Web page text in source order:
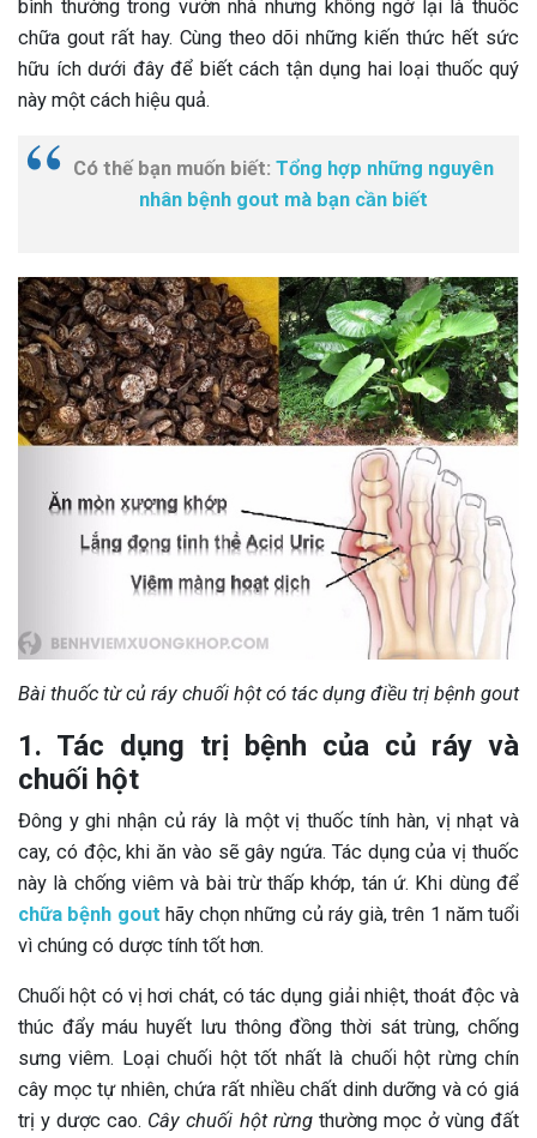
bình thường trong vườn nhà nhưng không ngờ lại là thuốc
chữa gout rất hay. Cùng theo dõi những kiến thức hết sức
hữu ích dưới đây để biết cách tận dụng hai loại thuốc quý
này một cách hiệu quả.
Có thế bạn muốn biết: Tổng hợp những nguyên
nhân bệnh gout mà bạn cần biết
Bài thuốc từ củ ráy chuối hột có tác dụng điều trị bệnh gout
1. Tác dụng trị bệnh của củ ráy và
chuối hột
Đông y ghi nhận củ ráy là một vị thuốc tính hàn, vị nhạt và
cay, có độc, khi ăn vào sẽ gây ngứa. Tác dụng của vị thuốc
này là chống viêm và bài trừ thấp khớp, tán ứ. Khi dùng để
chữa bệnh gout hãy chọn những củ ráy già, trên 1 năm tuổi
vì chúng có dược tính tốt hơn.
Chuối hột có vị hơi chát, có tác dụng giải nhiệt, thoát độc và
thúc đẩy máu huyết lưu thông đồng thời sát trùng, chống
sưng viêm. Loại chuối hột tốt nhất là chuối hột rừng chín
cây mọc tự nhiên, chứa rất nhiều chất dinh dưỡng và có giá
trị y dược cao. Cây chuối hột rừngthường mọc ở vùng đất